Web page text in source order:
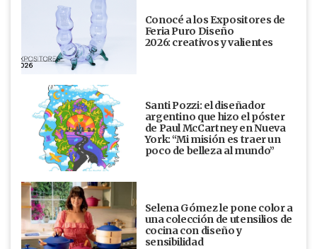
Conocé a los Expositores de
Feria Puro Diseño
2026: creativos y valientes
Santi Pozzi: el diseñador
argentino que hizo el póster
de Paul McCartney en Nueva
York: “Mi misión es traer un
poco de belleza al mundo”
Selena Gómez le pone color a
una colección de utensilios de
cocina con diseño y
sensibilidad